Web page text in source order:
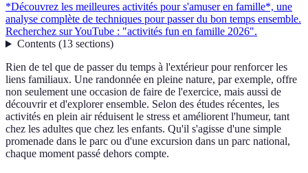
*Découvrez les meilleures activités pour s'amuser en famille*, une
analyse complète de techniques pour passer du bon temps ensemble.
Recherchez sur YouTube : "activités fun en famille 2026".
Contents(13 sections)
Rien de tel que de passer du temps à l'extérieur pour renforcer les
liens familiaux. Une randonnée en pleine nature, par exemple, offre
non seulement une occasion de faire de l'exercice, mais aussi de
découvrir et d'explorer ensemble. Selon des études récentes, les
activités en plein air réduisent le stress et améliorent l'humeur, tant
chez les adultes que chez les enfants. Qu'il s'agisse d'une simple
promenade dans le parc ou d'une excursion dans un parc national,
chaque moment passé dehors compte.